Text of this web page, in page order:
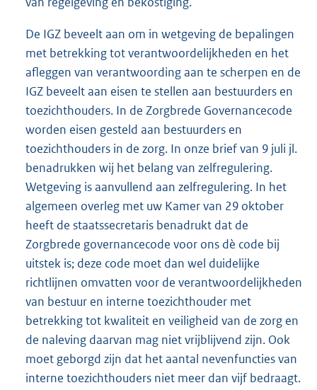
De IGZ beveelt aan om in wetgeving de bepalingen
met betrekking tot verantwoordelijkheden en het
afleggen van verantwoording aan te scherpen en de
IGZ beveelt aan eisen te stellen aan bestuurders en
toezichthouders. In de Zorgbrede Governancecode
worden eisen gesteld aan bestuurders en
toezichthouders in de zorg. In onze brief van 9 juli jl.
benadrukken wij het belang van zelfregulering.
Wetgeving is aanvullend aan zelfregulering. In het
algemeen overleg met uw Kamer van 29 oktober
heeft de staatssecretaris benadrukt dat de
Zorgbrede governancecode voor ons dè code bij
uitstek is; deze code moet dan wel duidelijke
richtlijnen omvatten voor de verantwoordelijkheden
van bestuur en interne toezichthouder met
betrekking tot kwaliteit en veiligheid van de zorg en
de naleving daarvan mag niet vrijblijvend zijn. Ook
moet geborgd zijn dat het aantal nevenfuncties van
interne toezichthouders niet meer dan vijf bedraagt.